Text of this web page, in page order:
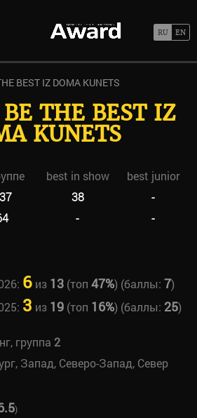
BEST IZ DOMA KUNETS
THE BEST IZ
KUNETS
best in show
best junior
38
-
- -
6из 13(топ 47%) (баллы: 7)
3 из 19(топ 16%) (баллы: 25)
группа 2
Запад, Северо-Запад, Север
)